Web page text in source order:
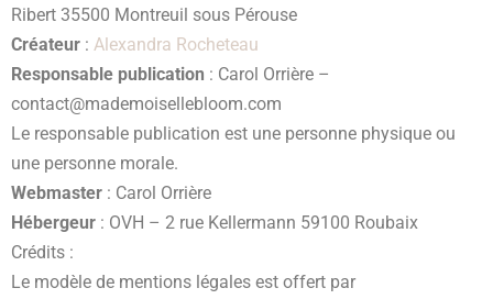
Ribert 35500 Montreuil sous Pérouse
Créateur : Alexandra Rocheteau
Responsable publication : Carol Orrière –
contact@mademoisellebloom.com
Le responsable publication est une personne physique ou
une personne morale.
Webmaster : Carol Orrière
Hébergeur : OVH – 2 rue Kellermann 59100 Roubaix
Crédits :
Le modèle de mentions légales est offert par